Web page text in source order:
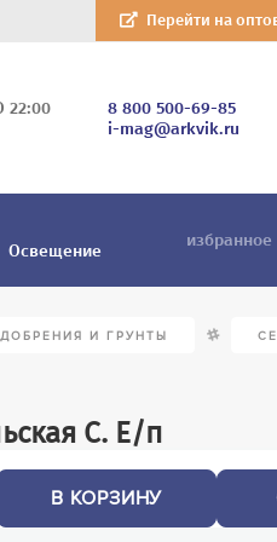
Перейти на
22:00
8 800 500-69-85
i-mag@arkvik.ru
Освещение
избранное
И ГРУНТЫ /
С. Е/п
В КОРЗИНУ